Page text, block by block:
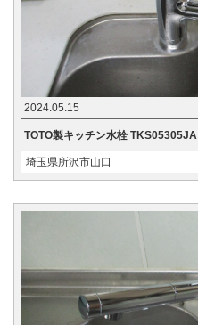
2024.05.15
TOTO製キッチン水栓 TKS05305JA
埼玉県所沢市山口